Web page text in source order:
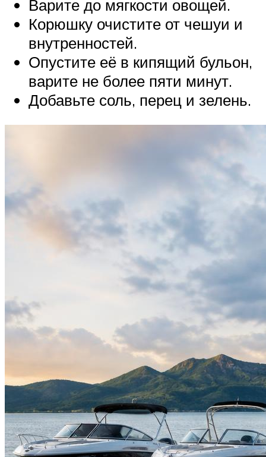
Варите до мягкости овощей.
Корюшку очистите от чешуи и
внутренностей.
Опустите её в кипящий бульон,
варите не более пяти минут.
Добавьте соль, перец и зелень.